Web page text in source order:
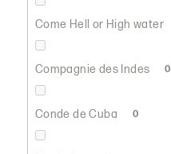
Come Hell or High water
Compagnie des Indes 0
Conde de Cuba 0